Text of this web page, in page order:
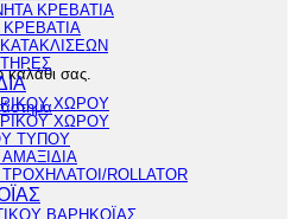
καλάθι σας.
ΚΡΕΒΑΤΙΑ
ΧΩΡΟΥ
ΧΩΡΟΥ
ΤΥΠΟΥ
ROLLATOR
ΒΑΡΗΚΟΪΑΣ